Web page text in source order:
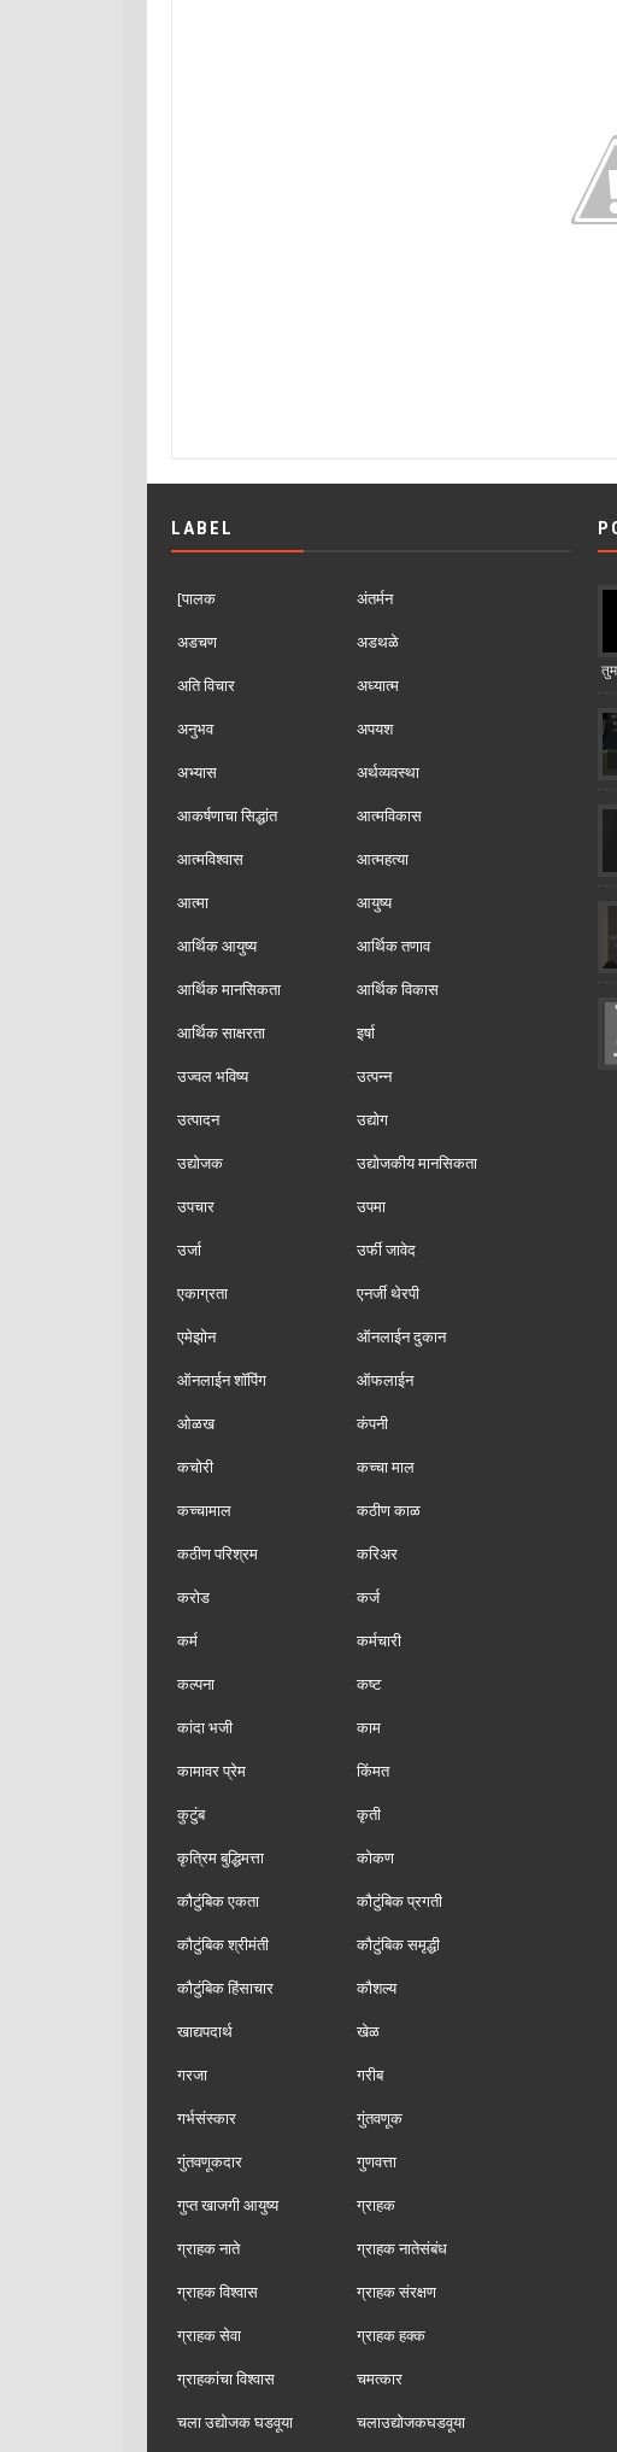
LABEL
[पालक
अंतर्मन
अडचण
अडथळे
अति विचार
अध्यात्म
अनुभव
अपयश
अभ्यास
अर्थव्यवस्था
आकर्षणाचा सिद्धांत
आत्मविकास
आत्मविश्वास
आत्महत्या
आत्मा
आयुष्य
आर्थिक आयुष्य
आर्थिक तणाव
आर्थिक मानसिकता
आर्थिक विकास
आर्थिक साक्षरता
इर्षा
उज्वल भविष्य
उत्पन्न
उत्पादन
उद्योग
उद्योजक
उद्योजकीय मानसिकता
उपचार
उपमा
उर्जा
उर्फी जावेद
एकाग्रता
एनर्जी थेरपी
एमेझोन
ऑनलाईन दुकान
ऑनलाईन शॉपिंग
ऑफलाईन
ओळख
कंपनी
कचोरी
कच्चा माल
कच्चामाल
कठीण काळ
कठीण परिश्रम
करिअर
करोड
कर्ज
कर्म
कर्मचारी
कल्पना
कष्ट
कांदा भजी
काम
कामावर प्रेम
किंमत
कुटुंब
कृती
कृत्रिम बुद्धिमत्ता
कोकण
कौटुंबिक एकता
कौटुंबिक प्रगती
कौटुंबिक श्रीमंती
कौटुंबिक समृद्धी
कौटुंबिक हिंसाचार
कौशल्य
खाद्यपदार्थ
खेळ
गरजा
गरीब
गर्भसंस्कार
गुंतवणूक
गुंतवणूकदार
गुणवत्ता
गुप्त खाजगी आयुष्य
ग्राहक
ग्राहक नाते
ग्राहक नातेसंबंध
ग्राहक विश्वास
ग्राहक संरक्षण
ग्राहक सेवा
ग्राहक हक्क
ग्राहकांचा विश्वास
चमत्कार
चला उद्योजक घडवूया
चलाउद्योजकघडवूया